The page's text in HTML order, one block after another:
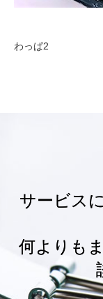
わっぱ2
サービス
何よりも